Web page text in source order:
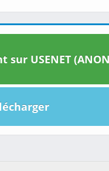
USENET